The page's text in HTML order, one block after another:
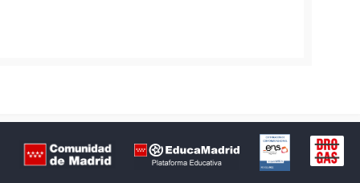
CertificaciónBuzón